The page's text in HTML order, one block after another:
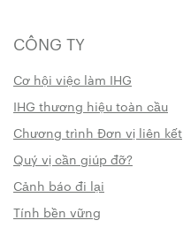
CÔNG TY
Cơ hội việc làm IHG
IHG thương hiệu toàn cầu
Chương trình Đơn vị liên kết
Quý vị cần giúp đỡ?
Cảnh báo đi lại
Tính bền vững